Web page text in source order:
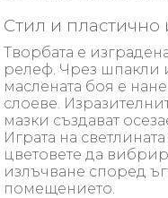
Стил и пластично
Творбата е
релеф. Чрез шпакли
маслената боя е
слоеве.
мазки създават
Играта на
цветовете да
излъчване според
помещението.